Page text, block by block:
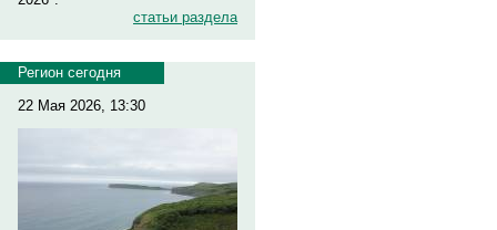
статьи раздела
Регион сегодня
22 Мая 2026, 13:30